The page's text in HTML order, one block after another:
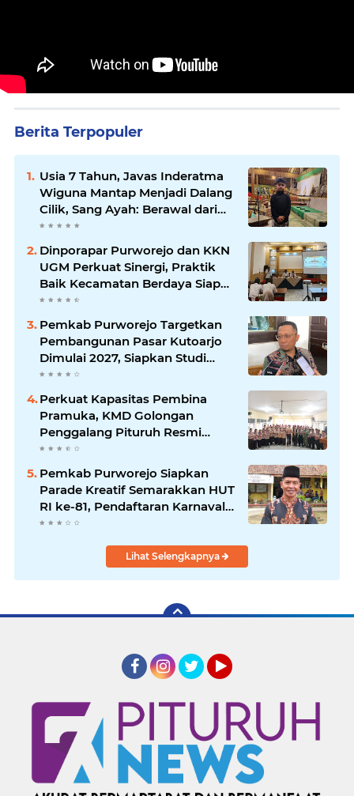
Berita Terpopuler
Usia 7 Tahun, Javas Inderatma
Wiguna Mantap Menjadi Dalang
Cilik, Sang Ayah: Berawal dari
Menonton Wayang di YouTube
Dinporapar Purworejo dan KKN
UGM Perkuat Sinergi, Praktik
Baik Kecamatan Berdaya Siap
Direplikasi
Pemkab Purworejo Targetkan
Pembangunan Pasar Kutoarjo
Dimulai 2027, Siapkan Studi
Kelayakan hingga DED
Perkuat Kapasitas Pembina
Pramuka, KMD Golongan
Penggalang Pituruh Resmi
Dimulai
Pemkab Purworejo Siapkan
Parade Kreatif Semarakkan HUT
RI ke-81, Pendaftaran Karnaval
Resmi Dibuka
Lihat Selengkapnya